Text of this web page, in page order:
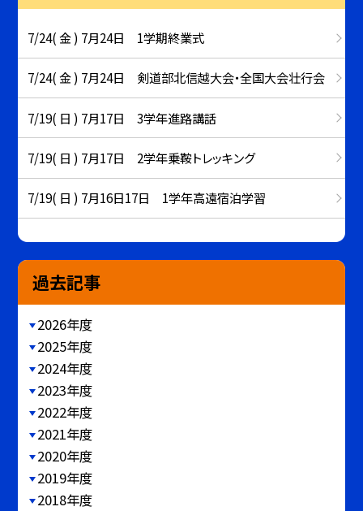
7/24( 金 ) 7月24日 1学期終業式
7/24( 金 ) 7月24日 剣道部北信越大会・全国大会壮行会
7/19( 日 ) 7月17日 3学年進路講話
7/19( 日 ) 7月17日 2学年乗鞍トレッキング
7/19( 日 ) 7月16日17日 1学年高遠宿泊学習
過去記事
2026年度
2025年度
2024年度
2023年度
2022年度
2021年度
2020年度
2019年度
2018年度